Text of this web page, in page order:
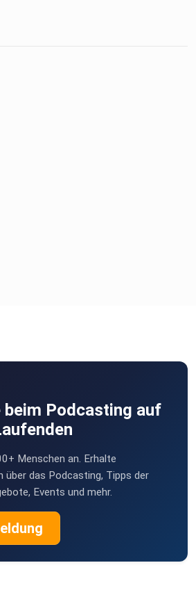
beim Podcasting auf
Menschen an. Erhalte
über das Podcasting, Tipps der
Events und mehr.